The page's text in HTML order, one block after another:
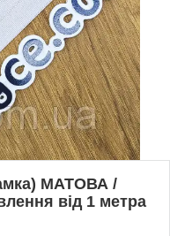
МАТОВА /
від 1 метра